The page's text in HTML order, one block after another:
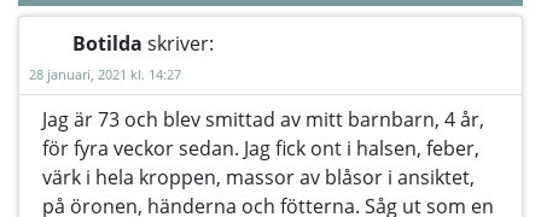
Botilda skriver:
28 januari, 2021 kl. 14:27
Jag är 73 och blev smittad av mitt barnbarn, 4 år,
för fyra veckor sedan. Jag fick ont i halsen, feber,
värk i hela kroppen, massor av blåsor i ansiktet,
på öronen, händerna och fötterna. Såg ut som en